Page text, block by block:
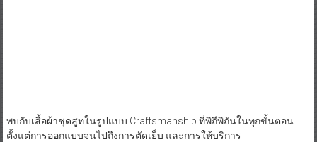
พบกับเสื้อผ้าชุดสูทในรูปแบบ Craftsmanship ที่พิถีพิถันในทุกขั้นตอน
ตั้งแต่การออกแบบจนไปถึงการตัดเย็บ และการให้บริการ